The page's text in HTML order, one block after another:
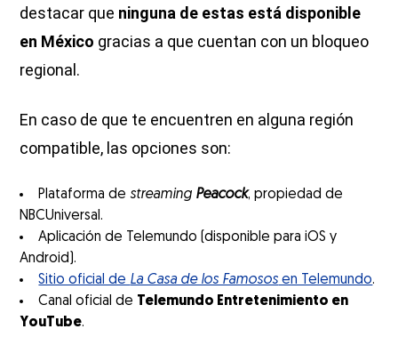
destacar que ninguna de estas está disponible
en México gracias a que cuentan con un bloqueo
regional.
En caso de que te encuentren en alguna región
compatible, las opciones son:
Plataforma destreaming Peacock, propiedad de
NBCUniversal.
Aplicación de Telemundo (disponible para iOS y
Android).
Sitio oficial de La Casa de los Famosos en Telemundo.
Canal oficial de Telemundo Entretenimiento en
YouTube.